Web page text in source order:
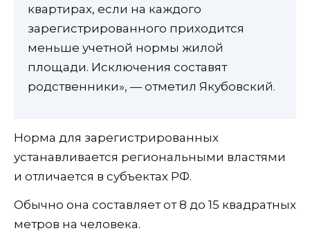
квартирах, если на каждого
зарегистрированного приходится
меньше учетной нормы жилой
площади. Исключения составят
родственники», — отметил Якубовский.
Норма для зарегистрированных
устанавливается региональными властями
и отличается в субъектах РФ.
Обычно она составляет от 8 до 15 квадратных
метров на человека.